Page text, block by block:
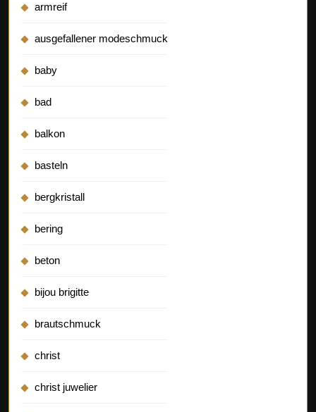
armreif
ausgefallener modeschmuck
baby
bad
balkon
basteln
bergkristall
bering
beton
bijou brigitte
brautschmuck
christ
christ juwelier